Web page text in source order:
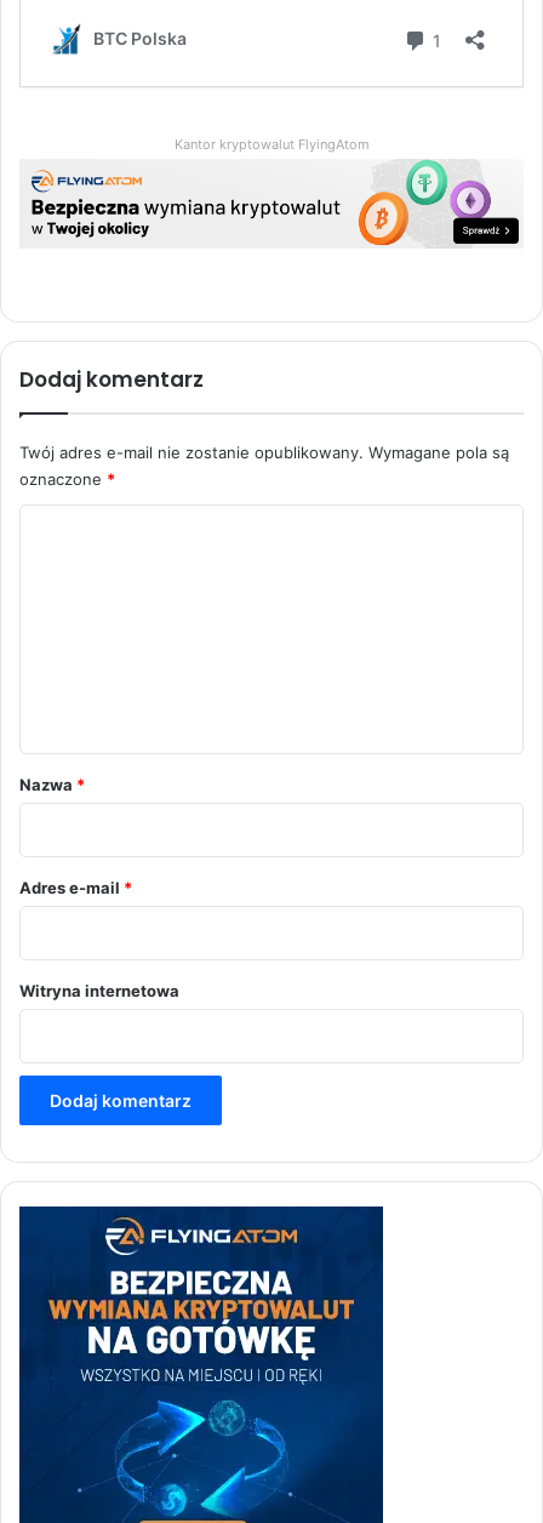
Kantor kryptowalut FlyingAtom
Dodaj komentarz
Twój adres e-mail nie zostanie opublikowany. Wymagane pola są
oznaczone *
r
*
Nazwa *
Adres e-mail *
Witryna internetowa